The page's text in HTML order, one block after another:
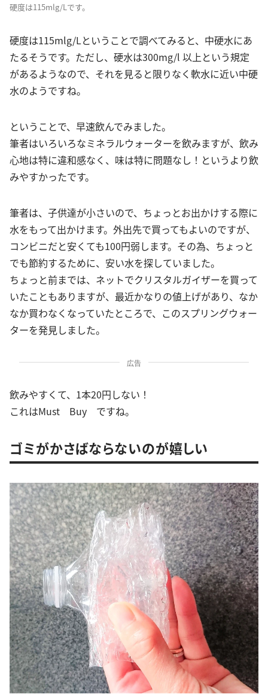
硬度は115mlg/Lです。
硬度は115mlg/Lということで調べてみると、中硬水にあ
たるそうです。ただし、硬水は300mg/l 以上という規定
があるようなので、それを見ると限りなく軟水に近い中硬
水のようですね。
ということで、早速飲んでみました。
筆者はいろいろなミネラルウォーターを飲みますが、飲み
心地は特に違和感なく、味は特に問題なし！というより飲
みやすかったです。
筆者は、子供達が小さいので、ちょっとお出かけする際に
水をもって出かけます。外出先で買ってもよいのですが、
コンビニだと安くても100円弱します。その為、ちょっと
でも節約するために、安い水を探していました。
ちょっと前までは、ネットでクリスタルガイザーを買って
いたこともありますが、最近かなりの値上げがあり、なか
なか買わなくなっていたところで、このスプリングウォー
ターを発見しました。
広告
飲みやすくて、1本20円しない！
これはMust Buy ですね。
ゴミがかさばならないのが嬉しい